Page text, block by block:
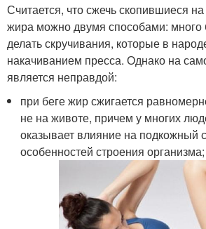
Считается, что сжечь скопившиеся
жира можно двумя способами: много
делать скручивания, которые в
накачиванием пресса. Однако на
является неправдой:
при беге жир сжигается
не на животе, причем у многих
оказывает влияние на подкожный
особенностей строения организма;